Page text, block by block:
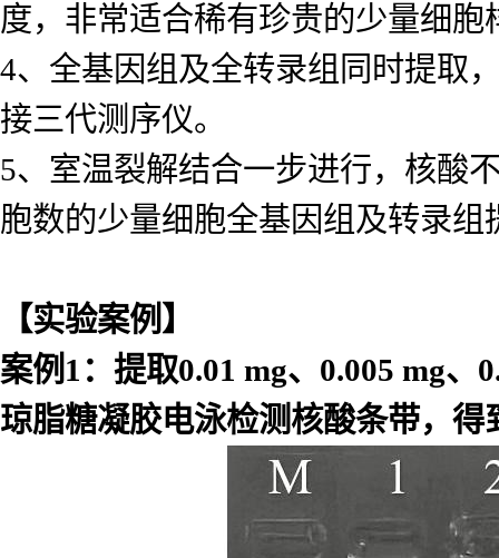
度，非常适合稀有珍贵的少量细胞
4、全基因组及全转录组同时提取
接三代测序仪。
5、室温裂解结合一步进行，核酸
胞数的少量细胞全基因组及转录组
【实验案例】
案例 1 ：提取0.01 mg、 0.005 mg、
琼脂糖凝胶电泳检测核酸条带，得